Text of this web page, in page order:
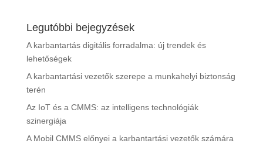
Legutóbbi bejegyzések
A karbantartás digitális forradalma: új trendek és
lehetőségek
A karbantartási vezetők szerepe a munkahelyi biztonság
terén
Az IoT és a CMMS: az intelligens technológiák
szinergiája
A Mobil CMMS előnyei a karbantartási vezetők számára